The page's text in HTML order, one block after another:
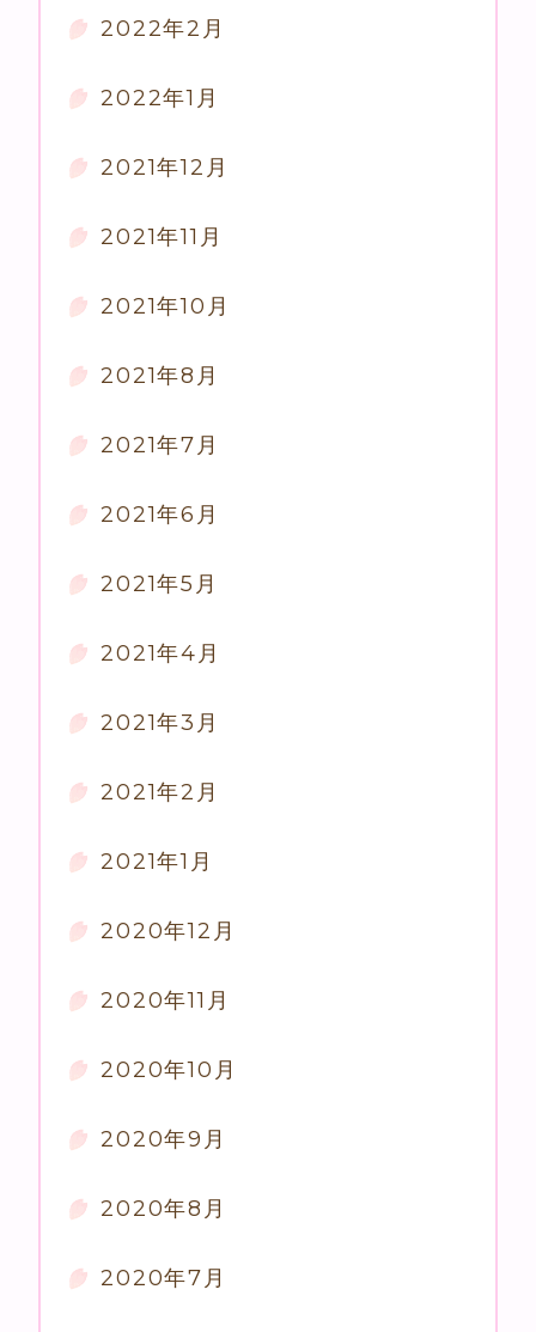
2022年2月
2022年1月
2021年12月
2021年11月
2021年10月
2021年8月
2021年7月
2021年6月
2021年5月
2021年4月
2021年3月
2021年2月
2021年1月
2020年12月
2020年11月
2020年10月
2020年9月
2020年8月
2020年7月